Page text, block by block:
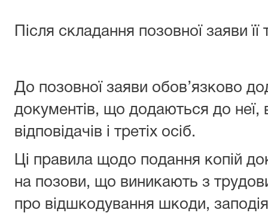
Після складання позовної заяви
До позовної заяви обов’язково
документів, що додаються до неї,
відповідачів і третіх осіб.
Ці правила щодо подання копій
на позови, що виникають з
про відшкодування шкоди,